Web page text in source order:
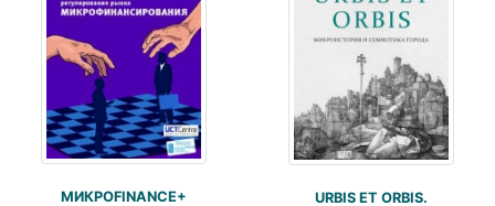
МИКРОFINANCE+ URBIS ET ORBIS.